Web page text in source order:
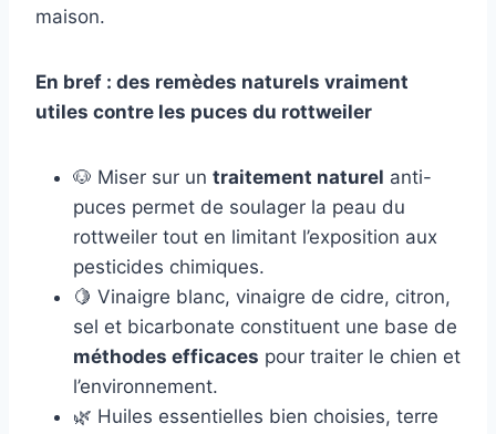
maison.
En bref : des remèdes naturels vraiment
utiles contre les puces du rottweiler
🐶 Miser sur un traitement naturel anti-
puces permet de soulager la peau du
rottweiler tout en limitant l’exposition aux
pesticides chimiques.
🍋 Vinaigre blanc, vinaigre de cidre, citron,
sel et bicarbonate constituent une base de
méthodes efficaces pour traiter le chien et
l’environnement.
🌿 Huiles essentielles bien choisies, terre